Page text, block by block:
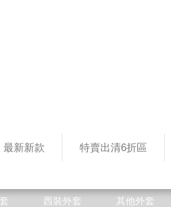
最新新款 特賣出清6折區
西裝外套 其他外套